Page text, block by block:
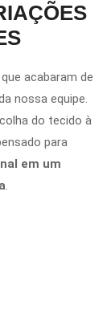
acabaram de
nossa equipe.
do tecido à
para
em um
.